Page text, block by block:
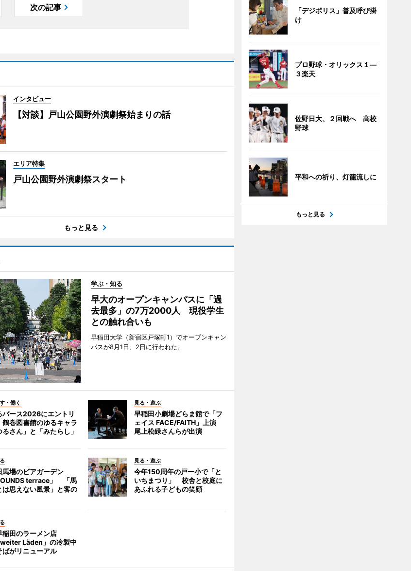
次の記事
インタビュー
【対談】戸山公園野外演劇祭始まりの話
エリア特集
戸山公園野外演劇祭スタート
もっと見る
学ぶ・知る
早大のオープンキャンパスに「過
去最多」の7万2000人 現役学生
との触れ合いも
早稲田大学（新宿区戸塚町1）でオープンキャン
パスが8月1日、2日に行われた。
・働く
バース2026にエントリ
鶴巻図書館のゆるキャラ
るさん」と「みたらし」
見る・遊ぶ
早稲田小劇場どらま館で「フ
ェイス FACE/FAITH」上演
尾上松緑さんらが出演
馬場のビアガーデン
terrace」 「馬
は思えない風景」と客の
見る・遊ぶ
今年150周年の戸一小で「と
いちまつり」 校舎と校庭に
あふれる子どもの笑顔
稲田のラーメン店
Läden」の冷製中
ばがリニューアル
「デジポリス」普及呼び掛
け
プロ野球・オリックス１―
３楽天
佐野日大、２回戦へ 高校
野球
平和への祈り、灯籠流しに
もっと見る